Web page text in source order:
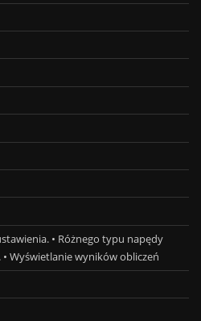
• Różnego typu napędy
Wyświetlanie wyników obliczeń